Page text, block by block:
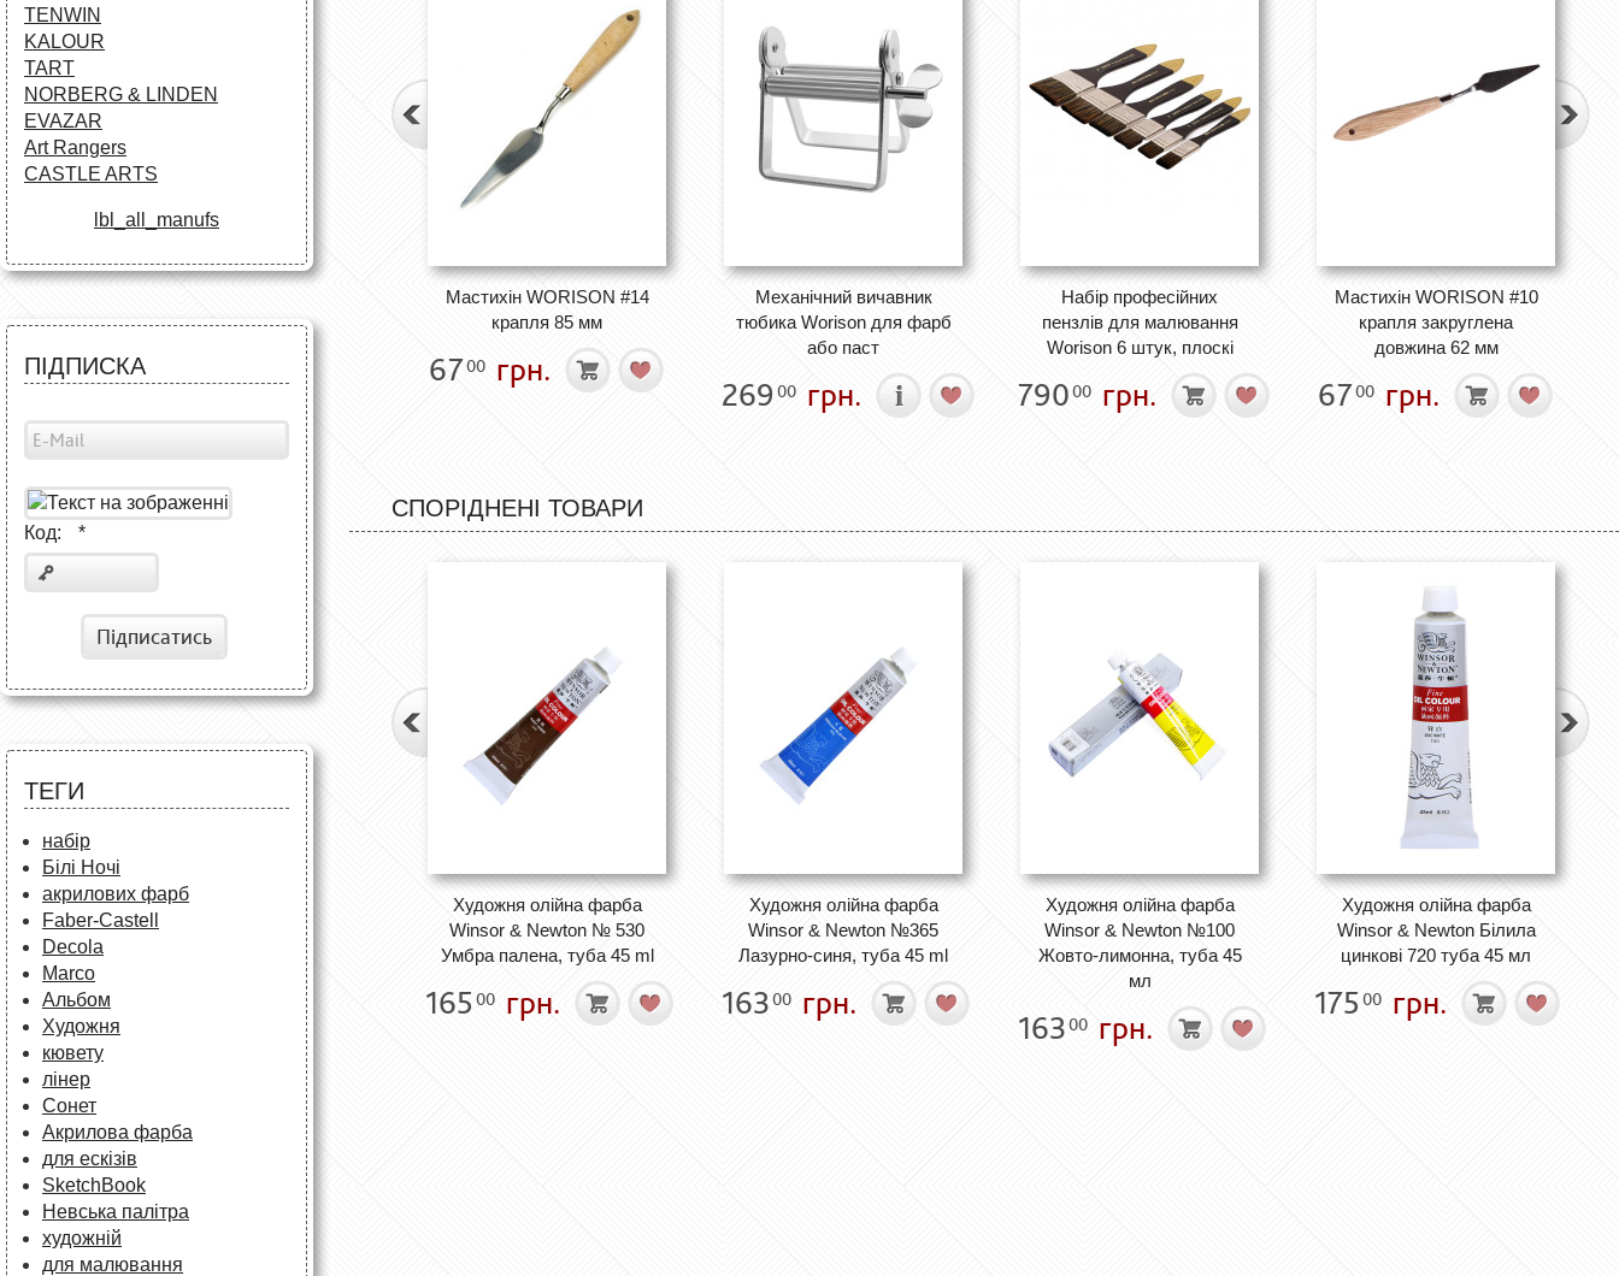
TENWIN
KALOUR
TART
NORBERG & LINDEN
EVAZAR
Art Rangers
CASTLE ARTS
lbl_all_manufs
ПІДПИСКА
Код: *
Підписатись
ТЕГИ
набір
Білі Ночі
акрилових фарб
Faber-Castell
Decola
Marco
Альбом
Художня
кювету
лінер
Сонет
Акрилова фарба
для ескізів
SketchBook
Невська палітра
художній
для малювання
Мастихін WORISON #14
крапля 85 мм
6700 грн.
Механічний вичавник
тюбика Worison для фарб
або паст
269 00 грн.
Набір професійних
пензлів для малювання
Worison 6 штук, плоскі
79000 грн.
Мастихін WORISON #10
крапля закруглена
довжина 62 мм
6700 грн.
СПОРІДНЕНІ ТОВАРИ
Художня олійна фарба
Winsor & Newton № 530
Умбра палена, туба 45 ml
16500 грн.
Художня олійна фарба
Winsor & Newton №365
Лазурно-синя, туба 45 ml
16300 грн.
Художня олійна фарба
Winsor & Newton №100
Жовто-лимонна, туба 45
мл
16300 грн.
Художня олійна фарба
Winsor & Newton Білила
цинкові 720 туба 45 мл
175 00 грн.